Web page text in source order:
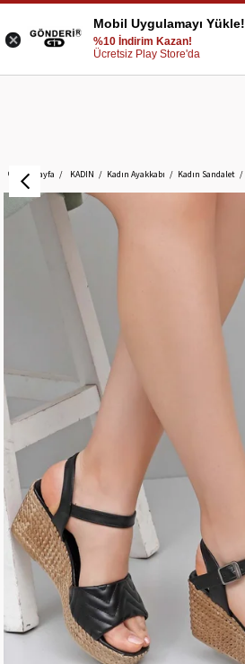
Anasayfa KADIN Kadın Ayakkabı Kadın Sandalet
Mobil Uygulamayı Yükle!
%10 İndirim Kazan!
Ücretsiz Play Store'da